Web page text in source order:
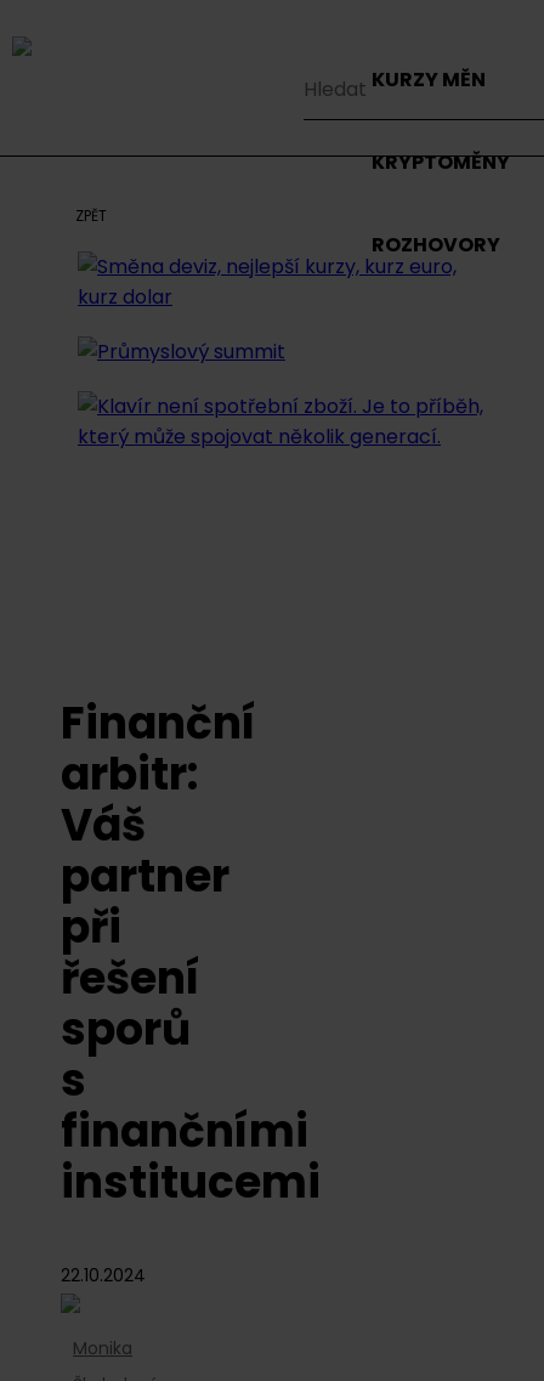
KURZY MĚN
KRYPTOMĚNY
ROZHOVORY
ZPĚT
Finanční
arbitr:
Váš
partner
při
řešení
sporů
s
finančními
institucemi
22.10.2024
Monika